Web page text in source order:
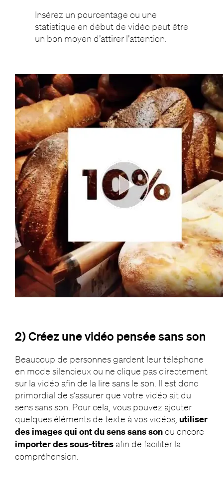
Insérez un pourcentage ou une
statistique en début de vidéo peut être
un bon moyen d’attirer l’attention.
2) Créez une vidéo pensée sans son
Beaucoup de personnes gardent leur téléphone
en mode silencieux ou ne clique pas directement
sur la vidéo afin de la lire sans le son. Il est donc
primordial de s’assurer que votre vidéo ait du
sens sans son. Pour cela, vous pouvez ajouter
quelques éléments de texte à vos vidéos, utiliser
des images qui ont du sens sans sonou encore
importer des sous-titresafin de faciliter la
compréhension.